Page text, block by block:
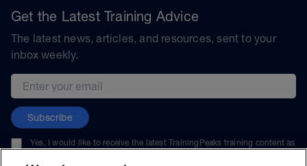
Get the Latest Training Advice
The latest news, articles, and resources, sent to your
inbox weekly.
Email address
Subscribe
Yes, I would like to receive the latest TrainingPeaks training content as